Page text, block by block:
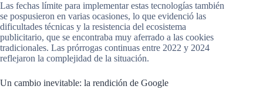
Las fechas límite para implementar estas tecnologías también
se pospusieron en varias ocasiones, lo que evidenció las
dificultades técnicas y la resistencia del ecosistema
publicitario, que se encontraba muy aferrado a las cookies
tradicionales. Las prórrogas continuas entre 2022 y 2024
reflejaron la complejidad de la situación.
Un cambio inevitable: la rendición de Google